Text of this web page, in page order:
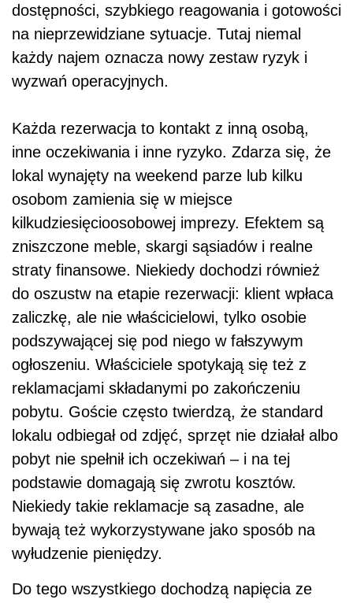
dostępności, szybkiego reagowania i gotowości
na nieprzewidziane sytuacje. Tutaj niemal
każdy najem oznacza nowy zestaw ryzyk i
wyzwań operacyjnych.
Każda rezerwacja to kontakt z inną osobą,
inne oczekiwania i inne ryzyko. Zdarza się, że
lokal wynajęty na weekend parze lub kilku
osobom zamienia się w miejsce
kilkudziesięcioosobowej imprezy. Efektem są
zniszczone meble, skargi sąsiadów i realne
straty finansowe. Niekiedy dochodzi również
do oszustw na etapie rezerwacji: klient wpłaca
zaliczkę, ale nie właścicielowi, tylko osobie
podszywającej się pod niego w fałszywym
ogłoszeniu. Właściciele spotykają się też z
reklamacjami składanymi po zakończeniu
pobytu. Goście często twierdzą, że standard
lokalu odbiegał od zdjęć, sprzęt nie działał albo
pobyt nie spełnił ich oczekiwań – i na tej
podstawie domagają się zwrotu kosztów.
Niekiedy takie reklamacje są zasadne, ale
bywają też wykorzystywane jako sposób na
wyłudzenie pieniędzy.
Do tego wszystkiego dochodzą napięcia ze